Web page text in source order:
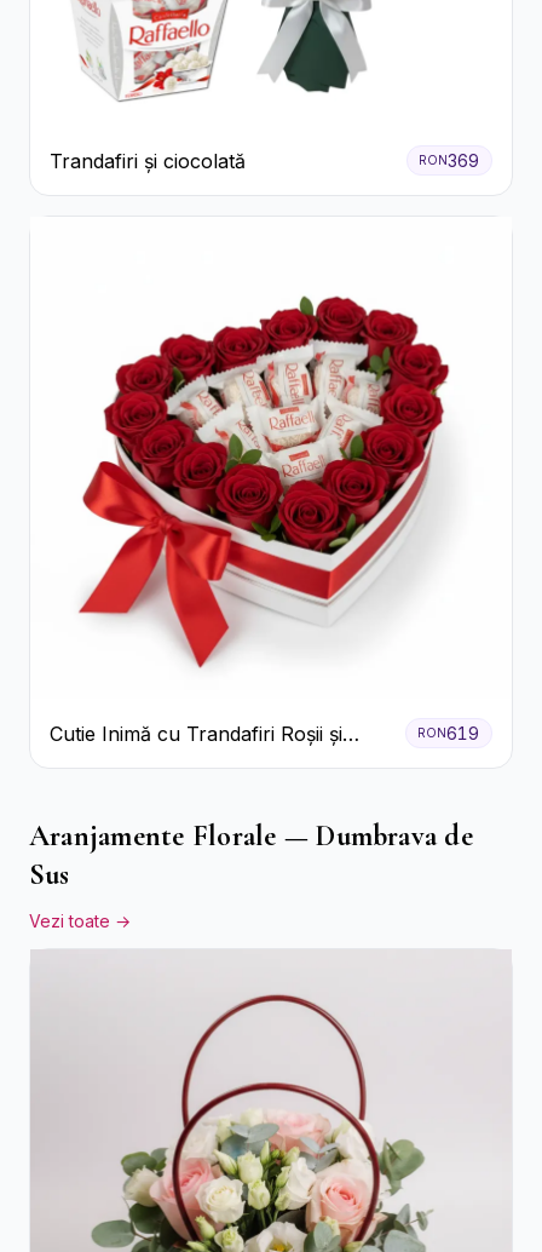
Trandafiri și ciocolată RON369
Cutie Inimă cu Trandafiri Roșii și
Bomboane Raffaello
RON619
Aranjamente Florale — Dumbrava de
Sus
Vezi toate →